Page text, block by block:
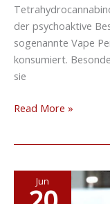
der psychoaktive
sogenannte Vape
konsumiert.
sie
Read More »
Jun
Mary
Jane